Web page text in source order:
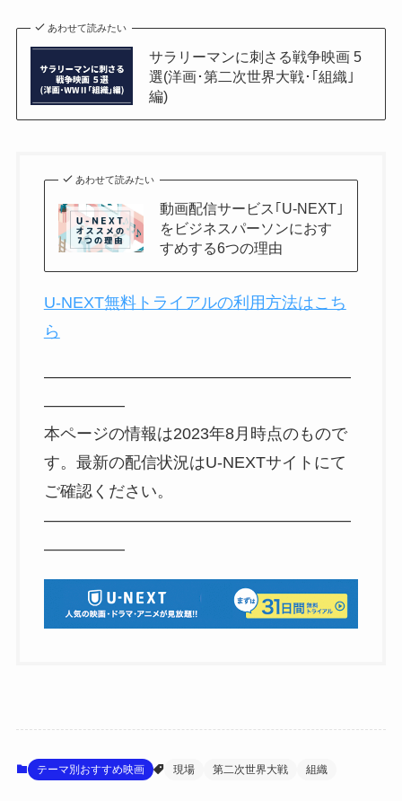
あわせて読みたい
サラリーマンに刺さる戦争映画 5
選(洋画･第二次世界大戦･｢組織｣
編)
あわせて読みたい
動画配信サービス｢U-NEXT｣
をビジネスパーソンにおす
すめする6つの理由
U-NEXT無料トライアルの利用方法はこち
ら
———————————————————
—————
本ページの情報は2023年8月時点のもので
す。最新の配信状況はU-NEXTサイトにて
ご確認ください。
———————————————————
—————
テーマ別おすすめ映画 現場 第二次世界大戦 組織